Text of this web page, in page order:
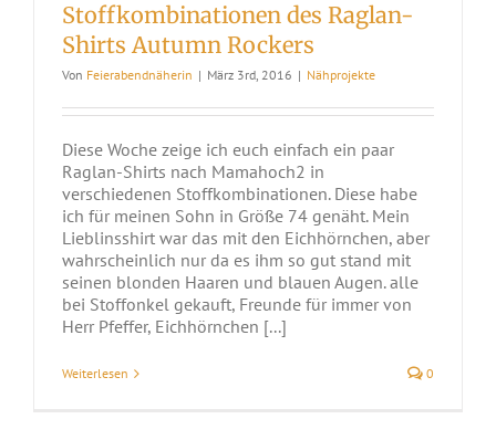
Stoffkombinationen des Raglan-
Shirts Autumn Rockers
Von Feierabendnäherin | März 3rd, 2016 | Nähprojekte
Diese Woche zeige ich euch einfach ein paar
Raglan-Shirts nach Mamahoch2 in
verschiedenen Stoffkombinationen. Diese habe
ich für meinen Sohn in Größe 74 genäht. Mein
Lieblinsshirt war das mit den Eichhörnchen, aber
wahrscheinlich nur da es ihm so gut stand mit
seinen blonden Haaren und blauen Augen. alle
bei Stoffonkel gekauft, Freunde für immer von
Herr Pfeffer, Eichhörnchen [...]
Weiterlesen 0